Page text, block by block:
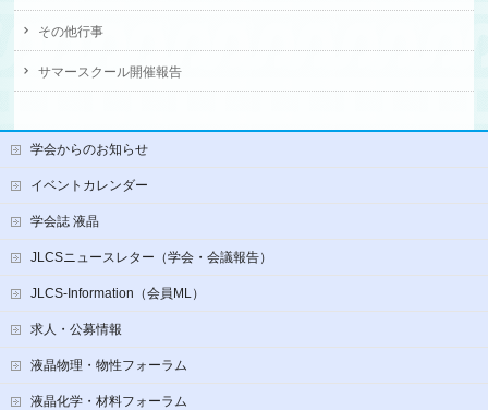
その他行事
サマースクール開催報告
学会からのお知らせ
イベントカレンダー
学会誌 液晶
JLCSニュースレター（学会・会議報告）
JLCS-Information（会員ML）
求人・公募情報
液晶物理・物性フォーラム
液晶化学・材料フォーラム